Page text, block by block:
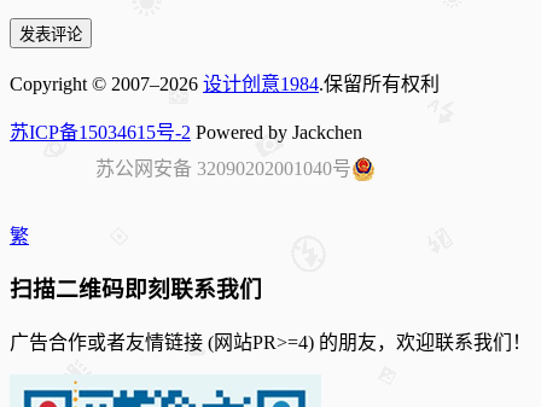
Copyright © 2007–2026 设计创意1984.保留所有权利
苏ICP备15034615号-2 Powered by Jackchen
苏公网安备 32090202001040号
繁
扫描二维码即刻联系我们
广告合作或者友情链接 (网站PR>=4) 的朋友，欢迎联系我们！